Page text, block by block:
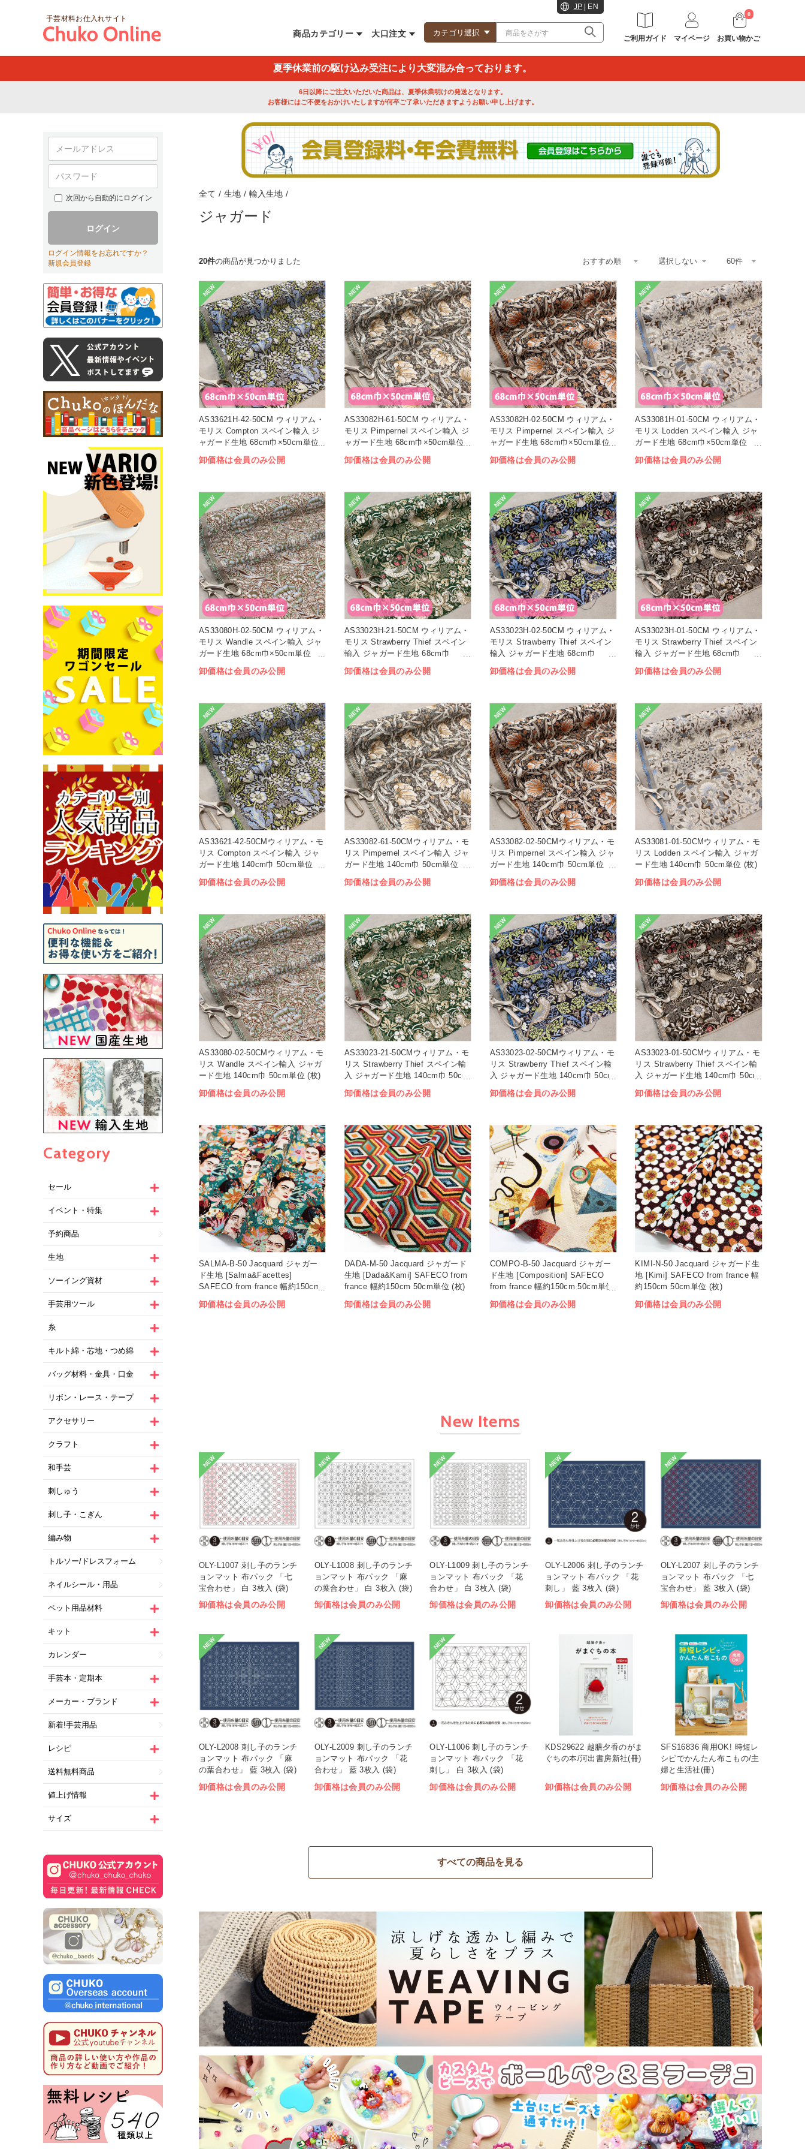
手芸材料お仕入れサイト
商品カテゴリー 大口注文
JP EN
ご利用ガイド マイページ
0
お買い物かご
夏季休業前の駆け込み受注により大変混み合っております。
6日以降にご注文いただいた商品は、夏季休業明けの発送となります。
お客様にはご不便をおかけいたしますが何卒ご了承いただきますようお願い申し上げます。
次回から自動的にログイン
ログイン
ログイン情報をお忘れですか？
新規会員登録
Category
セール
イベント・特集
予約商品
生地
ソーイング資材
手芸用ツール
糸
キルト綿・芯地・つめ綿
バッグ材料・金具・口金
リボン・レース・テープ
アクセサリー
クラフト
和手芸
刺しゅう
刺し子・こぎん
編み物
トルソー/ドレスフォーム
ネイルシール・用品
ペット用品材料
キット
カレンダー
手芸本・定期本
メーカー・ブランド
新着!手芸用品
レシピ
送料無料商品
値上げ情報
サイズ
全て / 生地 / 輸入生地 /
ジャガード
20件の商品が見つかりました
NEW
AS33621H-42-50CM ウィリアム・
モリス Compton スペイン輸入 ジ
ャガード生地 68cm巾×50cm単位
(枚)
卸価格は会員のみ公開
NEW
AS33082H-61-50CM ウィリアム・
モリス Pimpernel スペイン輸入 ジ
ャガード生地 68cm巾×50cm単位
(枚)
卸価格は会員のみ公開
NEW
AS33082H-02-50CM ウィリアム・
モリス Pimpernel スペイン輸入 ジ
ャガード生地 68cm巾×50cm単位
(枚)
卸価格は会員のみ公開
NEW
AS33081H-01-50CM ウィリアム・
モリス Lodden スペイン輸入 ジャ
ガード生地 68cm巾×50cm単位
(枚)
卸価格は会員のみ公開
NEW
AS33080H-02-50CM ウィリアム・
モリス Wandle スペイン輸入 ジャ
ガード生地 68cm巾×50cm単位
(枚)
卸価格は会員のみ公開
NEW
AS33023H-21-50CM ウィリアム・
モリス Strawberry Thief スペイン
輸入 ジャガード生地 68cm巾
×50cm単位 (枚)
卸価格は会員のみ公開
NEW
AS33023H-02-50CM ウィリアム・
モリス Strawberry Thief スペイン
輸入 ジャガード生地 68cm巾
×50cm単位 (枚)
卸価格は会員のみ公開
NEW
AS33023H-01-50CM ウィリアム・
モリス Strawberry Thief スペイン
輸入 ジャガード生地 68cm巾
×50cm単位 (枚)
卸価格は会員のみ公開
NEW
AS33621-42-50CMウィリアム・モ
リス Compton スペイン輸入 ジャ
ガード生地 140cm巾 50cm単位
(枚)
卸価格は会員のみ公開
NEW
AS33082-61-50CMウィリアム・モ
リス Pimpernel スペイン輸入 ジャ
ガード生地 140cm巾 50cm単位
(枚)
卸価格は会員のみ公開
NEW
AS33082-02-50CMウィリアム・モ
リス Pimpernel スペイン輸入 ジャ
ガード生地 140cm巾 50cm単位
(枚)
卸価格は会員のみ公開
NEW
AS33081-01-50CMウィリアム・モ
リス Lodden スペイン輸入 ジャガ
ード生地 140cm巾 50cm単位 (枚)
卸価格は会員のみ公開
NEW
AS33080-02-50CMウィリアム・モ
リス Wandle スペイン輸入 ジャガ
ード生地 140cm巾 50cm単位 (枚)
卸価格は会員のみ公開
NEW
AS33023-21-50CMウィリアム・モ
リス Strawberry Thief スペイン輸
入 ジャガード生地 140cm巾 50cm
単位 (枚)
卸価格は会員のみ公開
NEW
AS33023-02-50CMウィリアム・モ
リス Strawberry Thief スペイン輸
入 ジャガード生地 140cm巾 50cm
単位 (枚)
卸価格は会員のみ公開
NEW
AS33023-01-50CMウィリアム・モ
リス Strawberry Thief スペイン輸
入 ジャガード生地 140cm巾 50cm
単位 (枚)
卸価格は会員のみ公開
SALMA-B-50 Jacquard ジャガー
ド生地 [Salma&Facettes]
SAFECO from france 幅約150cm
50cm単位 (枚)
卸価格は会員のみ公開
DADA-M-50 Jacquard ジャガード
生地 [Dada&Kami] SAFECO from
france 幅約150cm 50cm単位 (枚)
卸価格は会員のみ公開
COMPO-B-50 Jacquard ジャガー
ド生地 [Composition] SAFECO
from france 幅約150cm 50cm単位
(枚)
卸価格は会員のみ公開
KIMI-N-50 Jacquard ジャガード生
地 [Kimi] SAFECO from france 幅
約150cm 50cm単位 (枚)
卸価格は会員のみ公開
New Items
NEW
OLY-L1007 刺し子のランチ
ョンマット 布パック 「七
宝合わせ」 白 3枚入 (袋)
卸価格は会員のみ公開
NEW
OLY-L1008 刺し子のランチ
ョンマット 布パック 「麻
の葉合わせ」 白 3枚入 (袋)
卸価格は会員のみ公開
NEW
OLY-L1009 刺し子のランチ
ョンマット 布パック 「花
合わせ」 白 3枚入 (袋)
卸価格は会員のみ公開
NEW
OLY-L2006 刺し子のランチ
ョンマット 布パック 「花
刺し」 藍 3枚入 (袋)
卸価格は会員のみ公開
NEW
OLY-L2007 刺し子のランチ
ョンマット 布パック 「七
宝合わせ」 藍 3枚入 (袋)
卸価格は会員のみ公開
NEW
OLY-L2008 刺し子のランチ
ョンマット 布パック 「麻
の葉合わせ」 藍 3枚入 (袋)
卸価格は会員のみ公開
NEW
OLY-L2009 刺し子のランチ
ョンマット 布パック 「花
合わせ」 藍 3枚入 (袋)
卸価格は会員のみ公開
NEW
OLY-L1006 刺し子のランチ
ョンマット 布パック 「花
刺し」 白 3枚入 (袋)
卸価格は会員のみ公開
KDS29622 越膳夕香のがま
ぐちの本/河出書房新社(冊)
卸価格は会員のみ公開
SFS16836 商用OK! 時短レ
シピでかんたん布こもの/主
婦と生活社(冊)
卸価格は会員のみ公開
すべての商品を見る